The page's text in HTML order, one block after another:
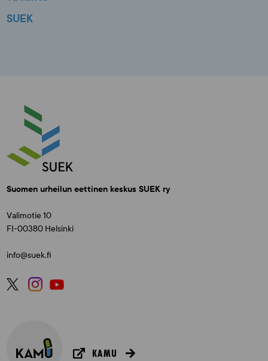
SUEK
Suomen urheilun eettinen keskus SUEK ry
Valimotie 10
FI-00380 Helsinki
info@suek.fi
KAMU